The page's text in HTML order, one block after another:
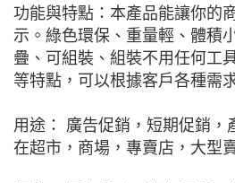
功能與特點：本產品能讓你的
示。綠色環保、重量輕、體積
疊、可組裝、組裝不用任何工
等特點，可以根據客戶各種需
用途： 廣告促銷，短期促銷，
在超市，商場，專賣店，大型